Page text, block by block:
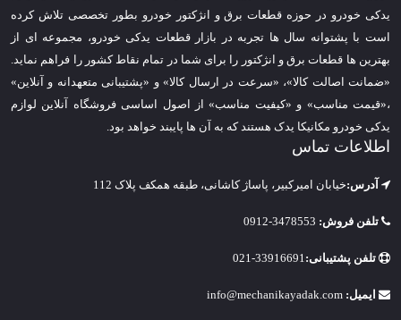
یدکی خودرو در حوزه قطعات برق و انژکتور خودرو بطور تخصصی تلاش کرده
است با پشتوانه سال ها تجربه در بازار قطعات یدکی خودرو، مجموعه ای از
بهترین ها قطعات برق و انژکتور را برای شما در تمام نقاط کشور را فراهم نماید.
«ضمانت اصالت کالا»، «سرعت در ارسال کالا» و «پشتیبانی متعهدانه و آنلاین»
،«قیمت مناسب» و «کیفیت مناسب» از اصول اساسی فروشگاه آنلاین لوازم
یدکی خودرو مکانیکا یدک هستند که به آن ها پایبند خواهد بود.
اطلاعات تماس
آدرس:خیابان امیرکبیر، پاساژ کاشانی، طبقه همکف پلاک 112
تلفن فروش:
تلفن پشتیبانی:33916691-021
ایمیل: